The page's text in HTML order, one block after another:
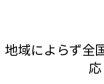
地域によらず全
応